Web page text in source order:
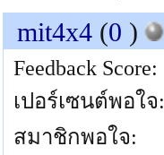
mit4x4 (0 )
Feedback Score:
เปอร์เซนต์พอใจ:
สมาชิกพอใจ: